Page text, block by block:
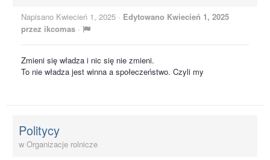
Napisano Kwiecień 1, 2025 · Edytowano Kwiecień 1, 2025
przez ikcomas ·
Zmieni się władza i nic się nie zmieni.
To nie władza jest winna a społeczeństwo. Czyli my
Politycy
w Organizacje rolnicze